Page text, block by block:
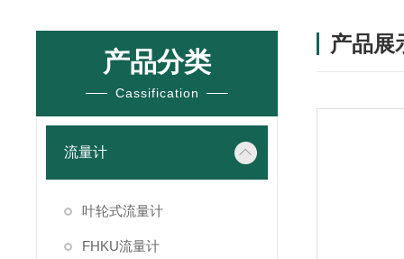
产品分类
Cassification
流量计
叶轮式流量计
FHKU流量计
产品展